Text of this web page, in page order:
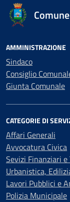
AMMINISTRAZIONE
Sindaco
Consiglio
Giunta Comunale
CATEGORIE DI
Affari Generali
Avvocatura Civica
Sevizi Finanziari
Urbanistica,
Lavori Pubblici e
Polizia Municipale